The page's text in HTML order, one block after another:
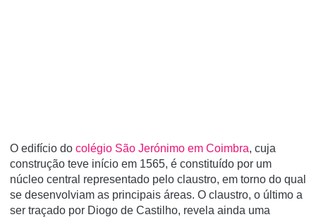
O edifício do colégio São Jerónimo em Coimbra, cuja
construção teve início em 1565, é constituído por um
núcleo central representado pelo claustro, em torno do qual
se desenvolviam as principais áreas. O claustro, o último a
ser traçado por Diogo de Castilho, revela ainda uma